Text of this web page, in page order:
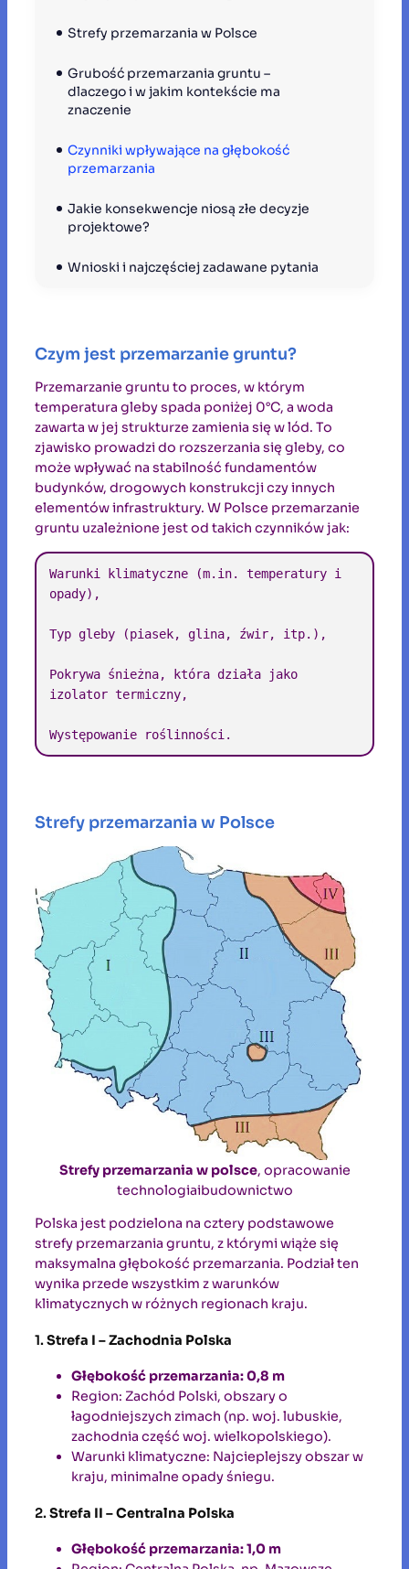
Strefy przemarzania w Polsce
Grubość przemarzania gruntu –
dlaczego i w jakim kontekście ma
znaczenie
Czynniki wpływające na głębokość
przemarzania
Jakie konsekwencje niosą złe decyzje
projektowe?
Wnioski i najczęściej zadawane pytania
Czym jest przemarzanie gruntu?
Przemarzanie gruntu to proces, w którym
temperatura gleby spada poniżej 0°C, a woda
zawarta w jej strukturze zamienia się w lód. To
zjawisko prowadzi do rozszerzania się gleby, co
może wpływać na stabilność fundamentów
budynków, drogowych konstrukcji czy innych
elementów infrastruktury. W Polsce przemarzanie
gruntu uzależnione jest od takich czynników jak:
Warunki klimatyczne (m.in. temperatury i
opady),
Typ gleby (piasek, glina, źwir, itp.),
Pokrywa śnieżna, która działa jako
izolator termiczny,
Występowanie roślinności.
Strefy przemarzania w Polsce
Strefy przemarzania w polsce, opracowanie
technologiaibudownictwo
Polska jest podzielona na cztery podstawowe
strefy przemarzania gruntu, z którymi wiąże się
maksymalna głębokość przemarzania. Podział ten
wynika przede wszystkim z warunków
klimatycznych w różnych regionach kraju.
1.Strefa I – Zachodnia Polska
Głębokość przemarzania: 0,8 m
Region: Zachód Polski, obszary o
łagodniejszych zimach (np. woj. lubuskie,
zachodnia część woj. wielkopolskiego).
Warunki klimatyczne: Najcieplejszy obszar w
kraju, minimalne opady śniegu.
2.Strefa II – Centralna Polska
Głębokość przemarzania: 1,0 m